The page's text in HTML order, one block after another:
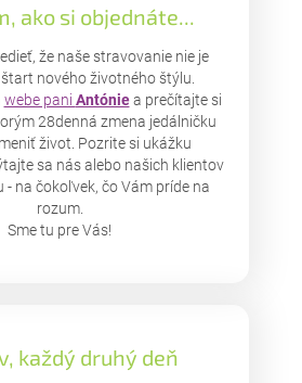
ako si objednáte...
že naše stravovanie nie je
nového životného štýlu.
webe pani Antóniea prečítajte si
28denná zmena jedálničku
život. Pozrite si ukážku
sa nás alebo našich klientov
- na čokoľvek, čo Vám príde na
rozum.
Sme tu pre Vás!
každý druhý deň